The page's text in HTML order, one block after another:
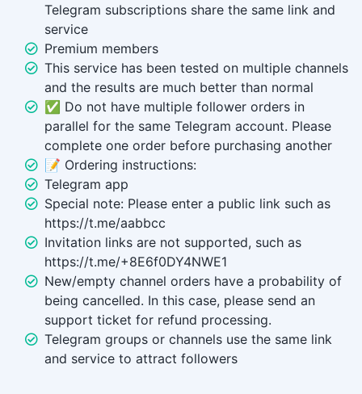
Telegram subscriptions share the same link and
service
Premium members
This service has been tested on multiple channels
and the results are much better than normal
✅ Do not have multiple follower orders in
parallel for the same Telegram account. Please
complete one order before purchasing another
📝 Ordering instructions:
Telegram app
Special note: Please enter a public link such as
https://t.me/aabbcc
Invitation links are not supported, such as
https://t.me/+8E6f0DY4NWE1
New/empty channel orders have a probability of
being cancelled. In this case, please send an
support ticket for refund processing.
Telegram groups or channels use the same link
and service to attract followers